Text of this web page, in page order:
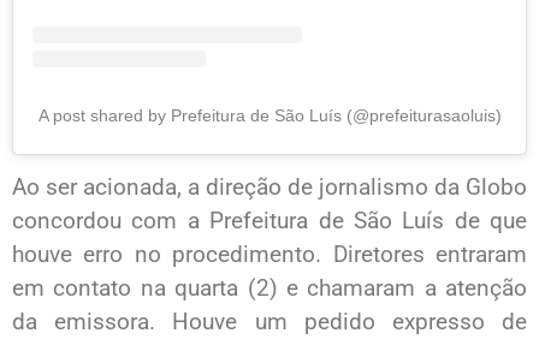
A post shared by Prefeitura de São Luís (@prefeiturasaoluis)
Ao ser acionada, a direção de jornalismo da Globo
concordou com a Prefeitura de São Luís de que
houve erro no procedimento. Diretores entraram
em contato na quarta (2) e chamaram a atenção
da emissora. Houve um pedido expresso de